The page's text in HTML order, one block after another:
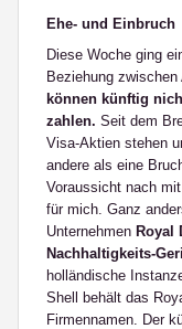
Ehe- und Einbruch
Diese Woche ging
Beziehung
können künftig
zahlen. Seit dem
Visa-Aktien stehen
andere als eine
Voraussicht nach
für mich. Ganz
Unternehmen Royal
Nachhaltigkeits-
holländische
Shell behält das
Firmennamen. Der